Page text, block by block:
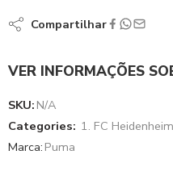
Compartilhar
VER INFORMAÇÕES
SKU: N/A
Categories: 1. FC Heidenheim
Marca: Puma